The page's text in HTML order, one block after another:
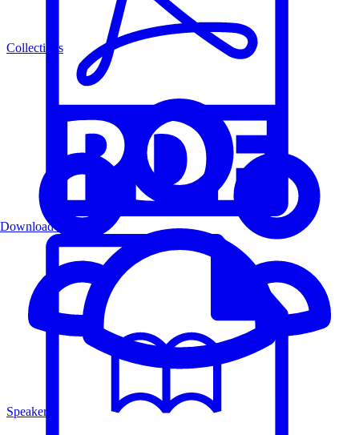
Collections
Speakers
Download PDF